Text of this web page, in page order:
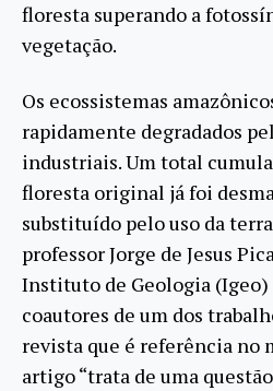
floresta superando a
vegetação.
Os ecossistemas
rapidamente degradados
industriais. Um total
floresta original já foi
substituído pelo uso da
professor Jorge de Jesus
Instituto de Geologia (Igeo)
coautores de um dos
revista que é referência no
artigo “trata de uma